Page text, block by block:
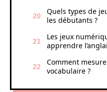
Quels types de
les débutants ?
Les jeux
apprendre
Comment
vocabulaire ?